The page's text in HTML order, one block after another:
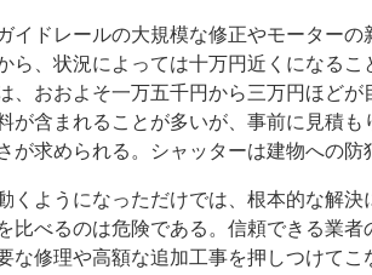
イドレールの大規模な修正やモーター
ら、状況によっては十万円近くになる
、おおよそ一万五千円から三万円ほど
が含まれることが多いが、事前に見積
が求められる。シャッターは建物への防
くようになっただけでは、根本的な解
比べるのは危険である。信頼できる業
な修理や高額な追加工事を押しつけて